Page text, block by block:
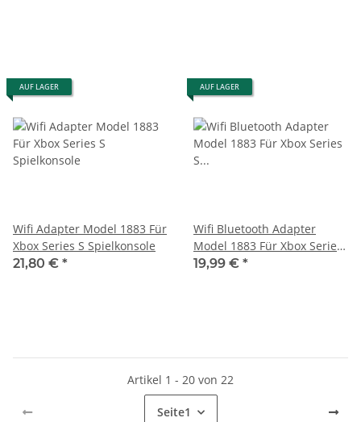
AUF LAGER
Wifi Adapter Model 1883 Für
Xbox Series S Spielkonsole
21,80 € *
AUF LAGER
Wifi Bluetooth Adapter
Model 1883 Für Xbox Series
S Spielkonsole
19,99 € *
Artikel 1 - 20 von 22
Seite1